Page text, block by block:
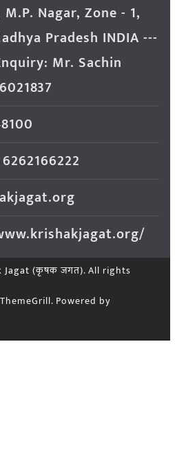
Nagar, Zone - 1,
Pradesh INDIA ---
Mr. Sachin
Jagat (कृषक जगत). All rights
Powered by